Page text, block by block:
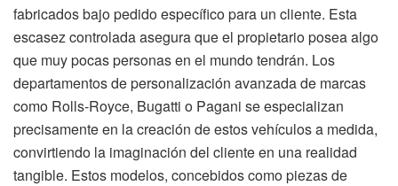
fabricados bajo pedido específico para un cliente. Esta
escasez controlada asegura que el propietario posea algo
que muy pocas personas en el mundo tendrán. Los
departamentos de personalización avanzada de marcas
como Rolls-Royce, Bugatti o Pagani se especializan
precisamente en la creación de estos vehículos a medida,
convirtiendo la imaginación del cliente en una realidad
tangible. Estos modelos, concebidos como piezas de